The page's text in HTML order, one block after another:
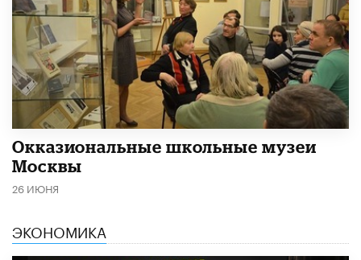
​Окказиональные школьные музеи
Москвы
26 ИЮНЯ
ЭКОНОМИКА